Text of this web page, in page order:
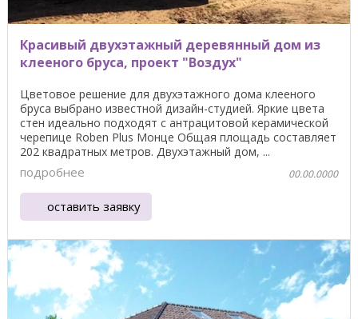
Красивый двухэтажный деревянный дом из
клееного бруса, проект "Воздух"
Цветовое решение для двухэтажного дома клееного
бруса выбрано известной дизайн-студией. Яркие цвета
стен идеально подходят с антрацитовой керамической
черепице Roben Plus Монце Общая площадь составляет
202 квадратных метров. Двухэтажный дом, ...
подробнее 00.00.0000
оставить заявку